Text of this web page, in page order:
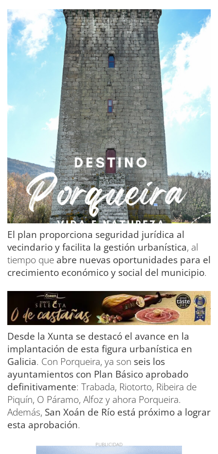
El plan proporciona seguridad jurídica al
vecindario y facilita la gestión urbanística, al
tiempo que abre nuevas oportunidades para el
crecimiento económico y social del municipio.
Desde la Xunta se destacó el avance en la
implantación de esta figura urbanística en
Galicia. Con Porqueira, ya son seis los
ayuntamientos con Plan Básico aprobado
definitivamente: Trabada, Riotorto, Ribeira de
Piquín, O Páramo, Alfoz y ahora Porqueira.
Además, San Xoán de Río está próximo a lograr
esta aprobación.